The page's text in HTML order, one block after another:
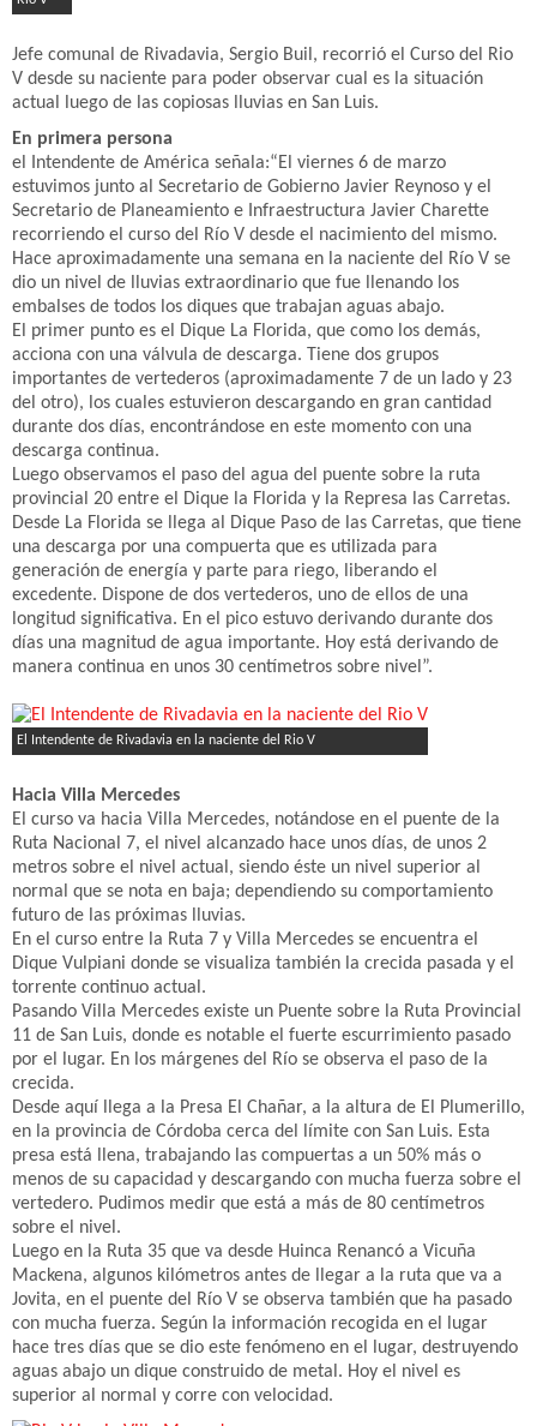
Jefe comunal de Rivadavia, Sergio Buil, recorrió el Curso del Rio
V desde su naciente para poder observar cual es la situación
actual luego de las copiosas lluvias en San Luis.
En primera persona
el Intendente de América señala:“El viernes 6 de marzo
estuvimos junto al Secretario de Gobierno Javier Reynoso y el
Secretario de Planeamiento e Infraestructura Javier Charette
recorriendo el curso del Río V desde el nacimiento del mismo.
Hace aproximadamente una semana en la naciente del Río V se
dio un nivel de lluvias extraordinario que fue llenando los
embalses de todos los diques que trabajan aguas abajo.
El primer punto es el Dique La Florida, que como los demás,
acciona con una válvula de descarga. Tiene dos grupos
importantes de vertederos (aproximadamente 7 de un lado y 23
del otro), los cuales estuvieron descargando en gran cantidad
durante dos días, encontrándose en este momento con una
descarga continua.
Luego observamos el paso del agua del puente sobre la ruta
provincial 20 entre el Dique la Florida y la Represa las Carretas.
Desde La Florida se llega al Dique Paso de las Carretas, que tiene
una descarga por una compuerta que es utilizada para
generación de energía y parte para riego, liberando el
excedente. Dispone de dos vertederos, uno de ellos de una
longitud significativa. En el pico estuvo derivando durante dos
días una magnitud de agua importante. Hoy está derivando de
manera continua en unos 30 centímetros sobre nivel”.
El Intendente de Rivadavia en la naciente del Rio V
Hacia Villa Mercedes
El curso va hacia Villa Mercedes, notándose en el puente de la
Ruta Nacional 7, el nivel alcanzado hace unos días, de unos 2
metros sobre el nivel actual, siendo éste un nivel superior al
normal que se nota en baja; dependiendo su comportamiento
futuro de las próximas lluvias.
En el curso entre la Ruta 7 y Villa Mercedes se encuentra el
Dique Vulpiani donde se visualiza también la crecida pasada y el
torrente continuo actual.
Pasando Villa Mercedes existe un Puente sobre la Ruta Provincial
11 de San Luis, donde es notable el fuerte escurrimiento pasado
por el lugar. En los márgenes del Río se observa el paso de la
crecida.
Desde aquí llega a la Presa El Chañar, a la altura de El Plumerillo,
en la provincia de Córdoba cerca del límite con San Luis. Esta
presa está llena, trabajando las compuertas a un 50% más o
menos de su capacidad y descargando con mucha fuerza sobre el
vertedero. Pudimos medir que está a más de 80 centímetros
sobre el nivel.
Luego en la Ruta 35 que va desde Huinca Renancó a Vicuña
Mackena, algunos kilómetros antes de llegar a la ruta que va a
Jovita, en el puente del Río V se observa también que ha pasado
con mucha fuerza. Según la información recogida en el lugar
hace tres días que se dio este fenómeno en el lugar, destruyendo
aguas abajo un dique construido de metal. Hoy el nivel es
superior al normal y corre con velocidad.